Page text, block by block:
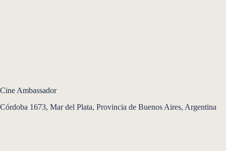
Cine Ambassador
Córdoba 1673, Mar del Plata, Provincia de Buenos Aires, Argentina